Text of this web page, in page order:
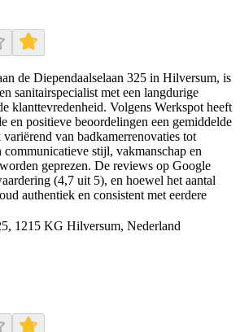
de Diependaalselaan 325 in Hilversum, is
sanitairspecialist met een langdurige
klanttevredenheid. Volgens Werkspot heeft
en positieve beoordelingen een gemiddelde
van badkamerrenovaties tot
stijl, vakmanschap en
geprezen. De reviews op Google
(4,7 uit 5), en hoewel het aantal
authentiek en consistent met eerdere
1215 KG Hilversum, Nederland